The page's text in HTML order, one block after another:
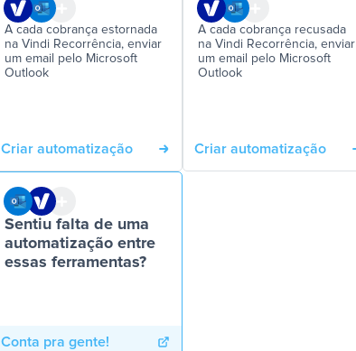
A cada cobrança estornada
na Vindi Recorrência, enviar
um email pelo Microsoft
Outlook
Criar automatização
A cada cobrança recusada
na Vindi Recorrência, enviar
um email pelo Microsoft
Outlook
Criar automatização
Sentiu falta de uma
automatização entre
essas ferramentas?
Conta pra gente!